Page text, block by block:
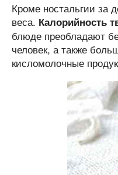
Кроме ностальгии за
веса. Калорийность
блюде преобладают
человек, а также
кисломолочные